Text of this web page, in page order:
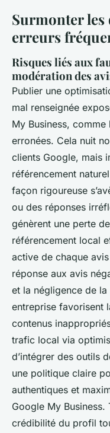
Surmonter les
erreurs
Risques liés aux
modération des
Publier une
mal renseignée
My Business,
erronées. Cela nuit
clients Google, mais
référencement
façon rigoureuse
ou des réponses
génèrent une perte
référencement local
active de chaque
réponse aux avis
et la négligence de
entreprise favorisent
contenus
trafic local via
d’intégrer des outils
une politique claire
authentiques et
Google My
crédibilité du profil